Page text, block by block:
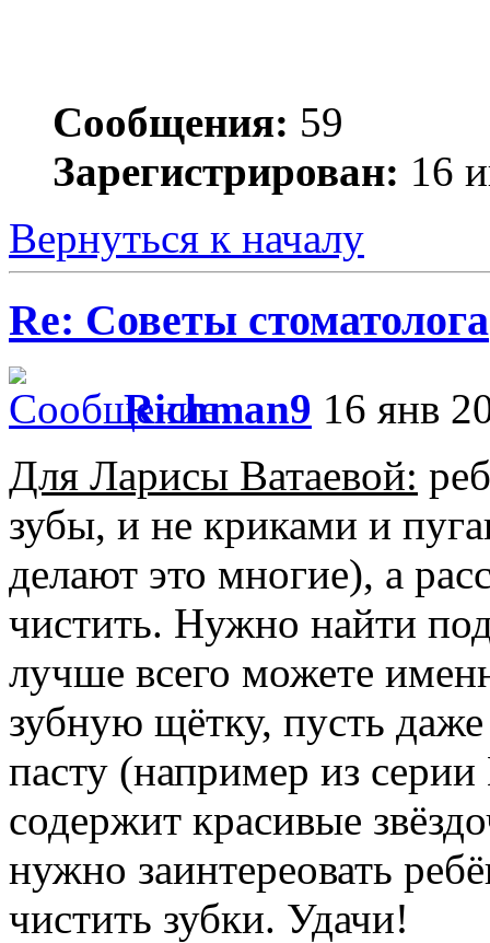
Сообщения: 59
Зарегистрирован: 16
Вернуться к началу
Re: Советы стоматолога
Richman9 16 янв
Для Ларисы Ватаевой:
зубы, и не криками и
делают это многие), а
чистить. Нужно найти
лучше всего можете
зубную щётку, пусть
пасту (например из
содержит красивые
нужно заинтереовать
чистить зубки. Удачи!